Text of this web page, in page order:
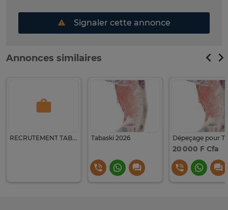
Signaler cette annonce
Annonces similaires
RECRUTEMENT TABASKI 2026 — MÉNAGE-FACILE Tabaski 2026
20 000 F Cfa